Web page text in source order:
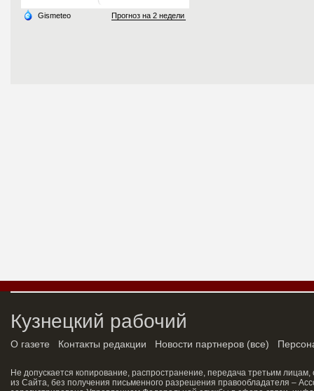
Кузнецкий рабочий
О газете Контакты редакции Новости партнеров (все)
Не допускается копирование, распространение, передача третьим
из Сайта, без получения письменного разрешения правообладателя –